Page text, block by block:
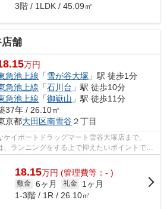
3階 / 1LDK / 45.09㎡
舗
万円
急池上線 「雪が谷大塚 」駅 徒歩1分
急池上線 「石川台 」駅 徒歩10分
急池上線 「御嶽山 」駅 徒歩11分
37年 / 26.10㎡
京都大田区南雪谷２丁目
イポートドラッグマート雪谷大塚店まで、
ランニングをする上で抑えたいポイントです
できる駅が...
18.15万円 (管理費等：- )
敷金 6ヶ月 礼金
1ヶ月
1-3階 / 1R / 26.10㎡